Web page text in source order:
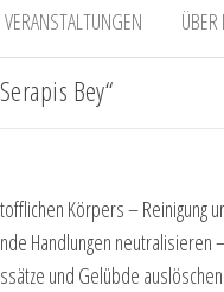
VERANSTALTUNGEN
Bey“
Körpers – Reinigung
Handlungen neutralisieren
und Gelübde auslöschen